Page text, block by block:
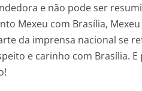
e não pode ser
Mexeu com Brasília,
da imprensa nacional se
e carinho com Brasília.